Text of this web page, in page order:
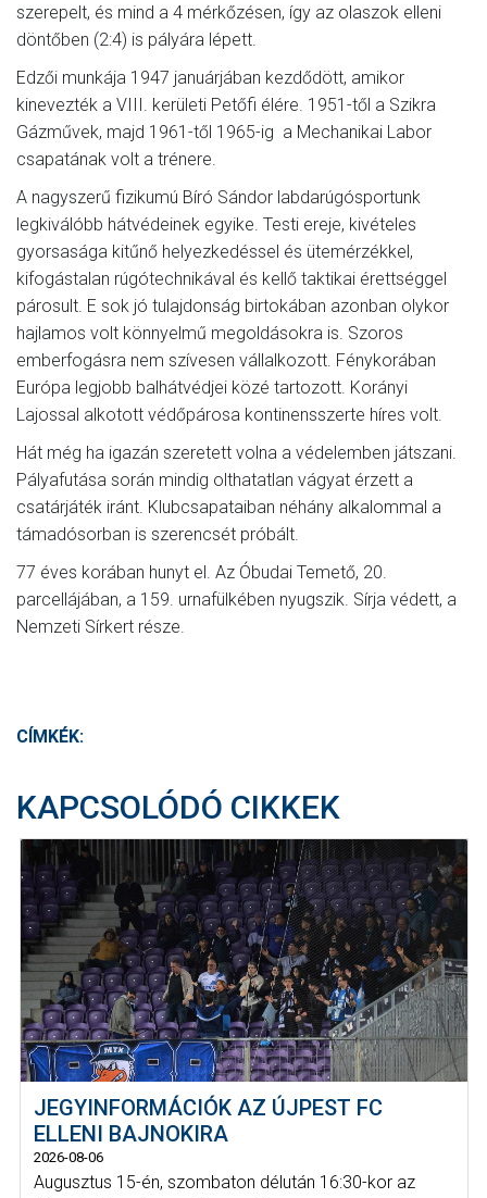
szerepelt, és mind a 4 mérkőzésen, így az olaszok elleni
döntőben (2:4) is pályára lépett.
Edzői munkája 1947 januárjában kezdődött, amikor
kinevezték a VIII. kerületi Petőfi élére. 1951-től a Szikra
Gázművek, majd 1961-től 1965-ig a Mechanikai Labor
csapatának volt a trénere.
A nagyszerű fizikumú Bíró Sándor labdarúgósportunk
legkiválóbb hátvédeinek egyike. Testi ereje, kivételes
gyorsasága kitűnő helyezkedéssel és ütemérzékkel,
kifogástalan rúgótechnikával és kellő taktikai érettséggel
párosult. E sok jó tulajdonság birtokában azonban olykor
hajlamos volt könnyelmű megoldásokra is. Szoros
emberfogásra nem szívesen vállalkozott. Fénykorában
Európa legjobb balhátvédjei közé tartozott. Korányi
Lajossal alkotott védőpárosa kontinensszerte híres volt.
Hát még ha igazán szeretett volna a védelemben játszani.
Pályafutása során mindig olthatatlan vágyat érzett a
csatárjáték iránt. Klubcsapataiban néhány alkalommal a
támadósorban is szerencsét próbált.
77 éves korában hunyt el. Az Óbudai Temető, 20.
parcellájában, a 159. urnafülkében nyugszik. Sírja védett, a
Nemzeti Sírkert része.
CÍMKÉK:
KAPCSOLÓDÓ CIKKEK
JEGYINFORMÁCIÓK AZ ÚJPEST FC
ELLENI BAJNOKIRA
2026-08-06
Augusztus 15-én, szombaton délután 16:30-kor az